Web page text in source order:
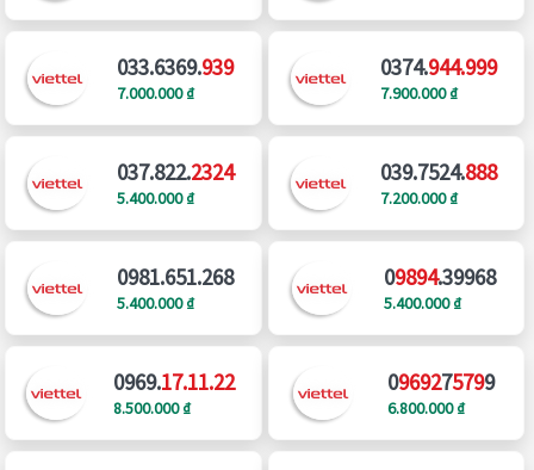
033.6369.939
7.000.000 ₫
0374.944.999
7.900.000 ₫
037.822.2324
5.400.000 ₫
039.7524.888
7.200.000 ₫
0981.651.268
5.400.000 ₫
09894.39968
5.400.000 ₫
0969.17.11.22
8.500.000 ₫
0969275799
6.800.000 ₫